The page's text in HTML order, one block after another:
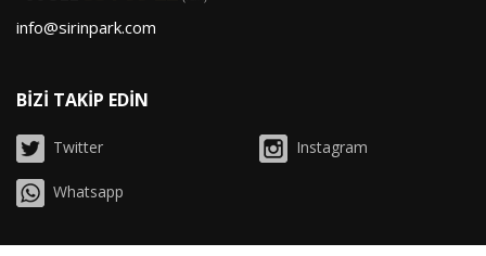
info@sirinpark.com
BİZİ TAKİP EDİN
Twitter Instagram
Whatsapp